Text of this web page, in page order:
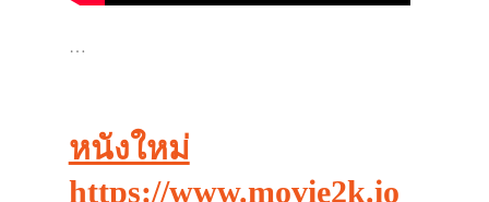
…
หนังใหม่
https://www.movie2k.io